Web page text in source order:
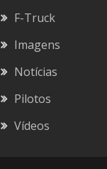
F-Truck
Imagens
Notícias
Pilotos
Vídeos